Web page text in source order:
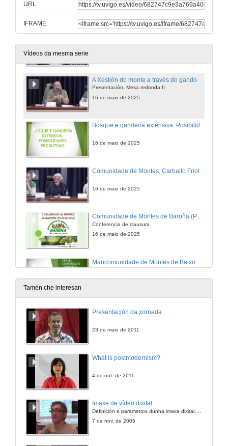
URL:
IFRAME:
Vídeos da mesma serie
16 de maio de 2025
Turno de preguntas. Mesa redonda I
A Xestión do monte a través do gando
Presentación. Mesa redonda II
16 de maio de 2025
Bosque e gandería extensiva. Posibilidades productivas
16 de maio de 2025
16 de maio de 2025
Comunidade de Montes de Baroña (Porto do Son)
Conferencia de clausura
16 de maio de 2025
Xerar, Conservar e Compartir Coñecemento
16 de maio de 2025
Quenda de preguntas. Mesa III
Tamén che interesan
Presentación da xornada
23 de maio de 2011
What is postmodernism?
4 de out. de 2011
Imaxe de vídeo dixital
7 de nov. de 2005